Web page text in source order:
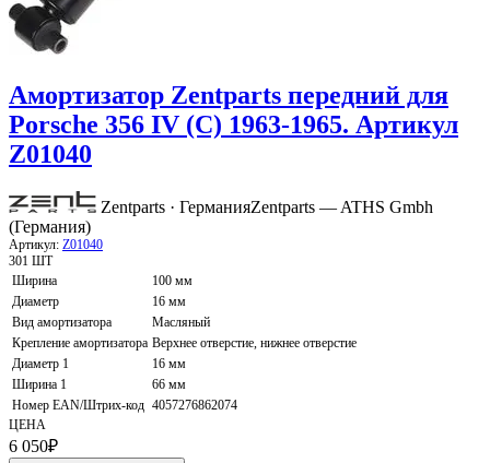
Амортизатор Zentparts передний для
Porsche 356 IV (C) 1963-1965. Артикул
Z01040
Zentparts · ГерманияZentparts — ATHS Gmbh
(Германия)
Артикул: Z01040
301 ШТ
Ширина
100 мм
Диаметр
16 мм
Вид амортизатора
Масляный
Крепление амортизатора Верхнее отверстие, нижнее отверстие
Диаметр 1
16 мм
Ширина 1
66 мм
Номер EAN/Штрих-код 4057276862074
ЦЕНА
6 050₽